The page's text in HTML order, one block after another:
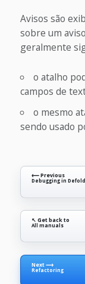
Avisos são
sobre um
geralmente
o atalho
campos de
o mesmo
sendo usado
⟵ Previous
Debugging in Defold
↖ Get back to
All manuals
Next ⟶
Refactoring